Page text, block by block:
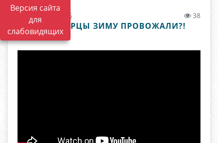
Версия сайта
для
слабовидящих
15.03.2023 05:46 38
КАК УЖУРЦЫ ЗИМУ ПРОВОЖАЛИ?!